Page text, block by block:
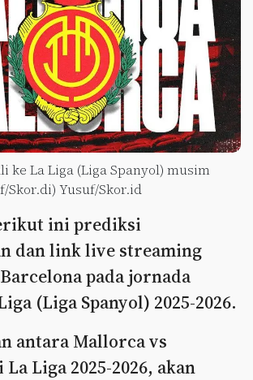
ke La Liga (Liga Spanyol) musim
Skor.di) Yusuf/Skor.id
ini prediksi
dan link live streaming
pada jornada
(Liga Spanyol) 2025-2026.
antara Mallorca vs
Liga 2025-2026, akan